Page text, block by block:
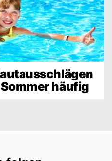
häufig